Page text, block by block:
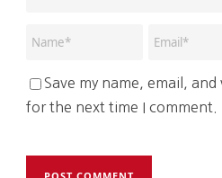
Save my name, email,
for the next time I comment.